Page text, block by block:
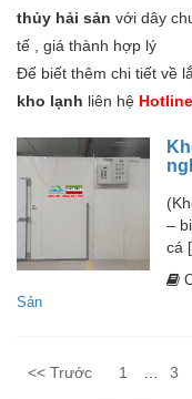
thủy hải sản với dây
tế , giá thành hợp lý
Để biết thêm chi tiết về
kho lạnh liên hệ
–
cá
Sản
<< Trước 1 3